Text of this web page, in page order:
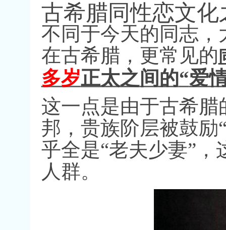
古希腊同性恋文
不同于今天的同志
在古希腊，更常见的
多岁正太之间的“爱
这一点是由于古希
邦，贵族阶层被鼓励
乎全是“老夫少妻”
人群。